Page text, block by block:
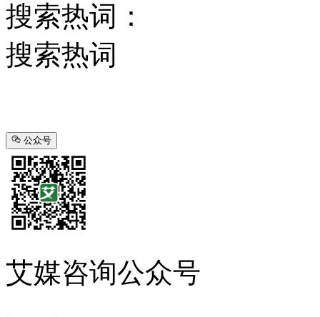
搜索热词：
搜索热词
公众号
艾媒咨询公众号